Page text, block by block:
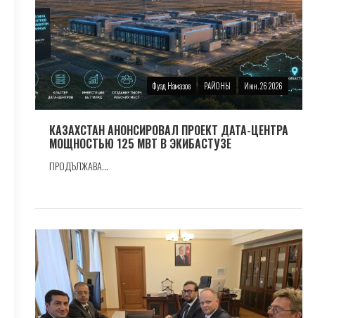
Фуад Намазов РАЙОНЫ Июн. 26 2026
КАЗАХСТАН АНОНСИРОВАЛ ПРОЕКТ ДАТА-ЦЕНТРА
МОЩНОСТЬЮ 125 МВТ В ЭКИБАСТУЗЕ
ПРОДЪЛЖАВА...